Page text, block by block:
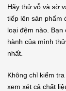
Hãy thử vỗ và sờ
tiếp lên sản phẩm
loại đệm nào.
hành của mình
nhất.
Không chỉ kiểm
xem xét cả chất